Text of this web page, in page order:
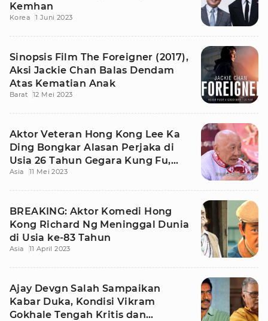
Kemhan
Korea 1 Juni 2023
Sinopsis Film The Foreigner (2017),
Aksi Jackie Chan Balas Dendam
Atas Kematian Anak
Barat 12 Mei 2023
Aktor Veteran Hong Kong Lee Ka
Ding Bongkar Alasan Perjaka di
Usia 26 Tahun Gegara Kung Fu,
Kenapa?
Asia 11 Mei 2023
BREAKING: Aktor Komedi Hong
Kong Richard Ng Meninggal Dunia
di Usia ke-83 Tahun
Asia 11 April 2023
Ajay Devgn Salah Sampaikan
Kabar Duka, Kondisi Vikram
Gokhale Tengah Kritis dan